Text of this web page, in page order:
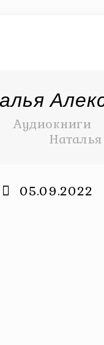
Аудиокниги
05.09.2022